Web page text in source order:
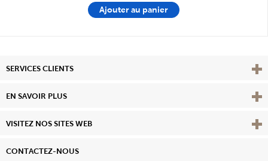
Ajouter au panier
SERVICES CLIENTS
EN SAVOIR PLUS View
VISITEZ NOS SITES WEB
CONTACTEZ-NOUS